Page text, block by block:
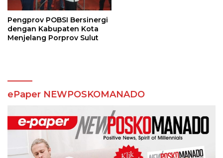
Pengprov POBSI Bersinergi
dengan Kabupaten Kota
Menjelang Porprov Sulut
ePaper NEWPOSKOMANADO